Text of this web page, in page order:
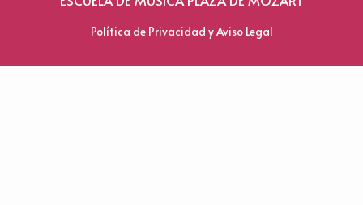
Política de Privacidad y Aviso Legal